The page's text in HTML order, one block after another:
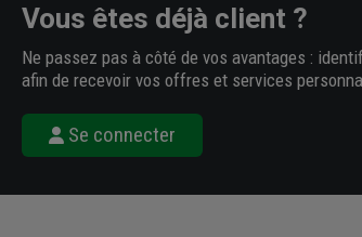
Vous êtes déjà client ?
Ne passez pas à côté de vos avantages :
afin de recevoir vos offres et services
Se connecter